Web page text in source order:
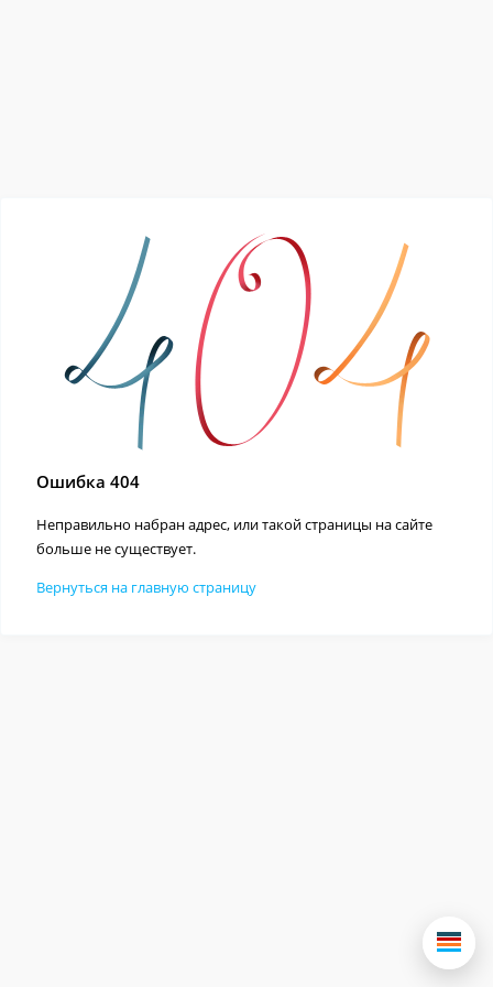
Ошибка 404
Неправильно набран адрес, или такой страницы на сайте
больше не существует.
Вернуться на главную страницу